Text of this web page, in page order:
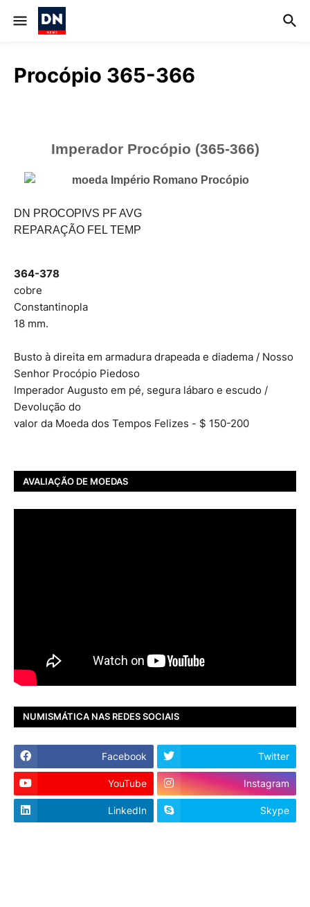
Procópio 365-366
Imperador Procópio (365-366)
DN PROCOPIVS PF AVG
REPARAÇÃO FEL TEMP
364-378
cobre
Constantinopla
18 mm.
Busto à direita em armadura drapeada e diadema / Nosso
Senhor Procópio Piedoso
Imperador Augusto em pé, segura lábaro e escudo /
Devolução do
valor da Moeda dos Tempos Felizes - $ 150-200
AVALIAÇÃO DE MOEDAS
NUMISMÁTICA NAS REDES SOCIAIS
Facebook Twitter
YouTube Instagram
LinkedIn Skype